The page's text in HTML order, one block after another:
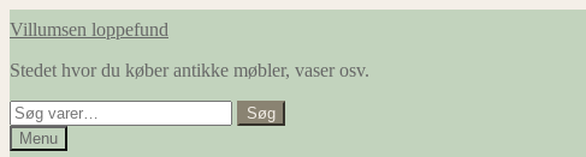
Spring
navigation
Spring
indhold
Villumsen loppefund
Stedet hvor du køber antikke møbler, vaser osv.
Søg
efter:
Søg
Menu